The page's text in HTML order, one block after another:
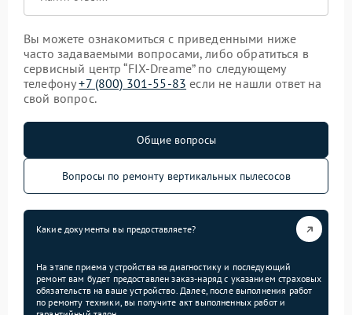
Вы можете ознакомиться с приведенными ниже
часто задаваемыми вопросами, либо обратиться в
сервисный центр “FIX-Dreame” по следующему
телефону+7 (800) 301-55-83 если не нашли ответ на
свой вопрос.
Общие вопросы
Вопросы по ремонту вертикальных пылесосов
Какие документы вы предоставляете?
На этапе приема устройства на диагностику и последующий
ремонт вам будет предоставлен заказ-наряд с указанием страховых
обязательств на ваше устройство. Далее, после выполнения работ
по ремонту техники, вы получите акт выполненных работ и